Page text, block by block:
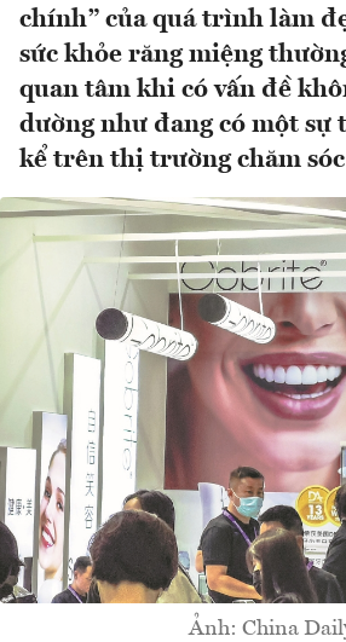
chính” của quá trình làm
sức khỏe răng miệng
quan tâm khi có vấn đề
dường như đang có một sự
kể trên thị trường chăm
Ảnh: China